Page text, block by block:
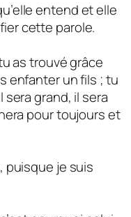
entend et elle
cette parole.
as trouvé grâce
enfanter un fils ; tu
sera grand, il sera
pour toujours et
puisque je suis